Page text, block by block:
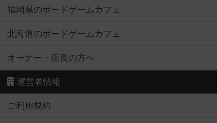
福岡県のボードゲームカフェ
北海道のボードゲームカフェ
オーナー・店長の方へ
運営者情報
ご利用規約